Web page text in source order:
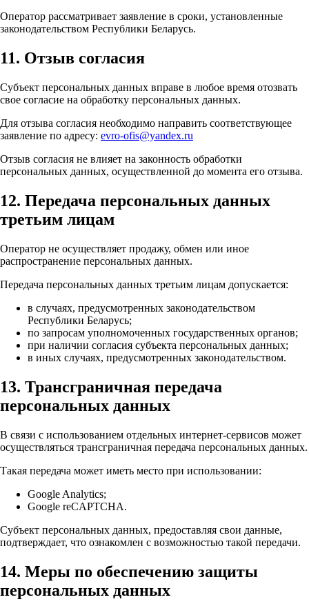
Оператор рассматривает заявление в сроки, установленные
законодательством Республики Беларусь.
11. Отзыв согласия
Субъект персональных данных вправе в любое время отозвать
свое согласие на обработку персональных данных.
Для отзыва согласия необходимо направить соответствующее
заявление по адресу: evro-ofis@yandex.ru
Отзыв согласия не влияет на законность обработки
персональных данных, осуществленной до момента его отзыва.
12. Передача персональных данных
третьим лицам
Оператор не осуществляет продажу, обмен или иное
распространение персональных данных.
Передача персональных данных третьим лицам допускается:
в случаях, предусмотренных законодательством
Республики Беларусь;
по запросам уполномоченных государственных органов;
при наличии согласия субъекта персональных данных;
в иных случаях, предусмотренных законодательством.
13. Трансграничная передача
персональных данных
В связи с использованием отдельных интернет-сервисов может
осуществляться трансграничная передача персональных данных.
Такая передача может иметь место при использовании:
Google Analytics;
Google reCAPTCHA.
Субъект персональных данных, предоставляя свои данные,
подтверждает, что ознакомлен с возможностью такой передачи.
14. Меры по обеспечению защиты
персональных данных